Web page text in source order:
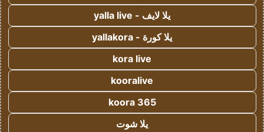
يلا لايف - yalla live
يلا كورة - yallakora
kora live
kooralive
koora 365
يلا شوت